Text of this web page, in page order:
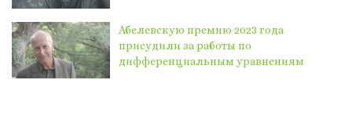
Абелевскую премию 2023 года
присудили за работы по
дифференциальным уравнениям